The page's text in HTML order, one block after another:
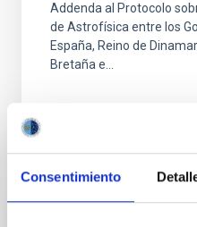
Consentimiento
Addenda al Protocolo
de Astrofísica entre los
España, Reino de
Bretaña e...
ADENDA AL
MATERIA DE